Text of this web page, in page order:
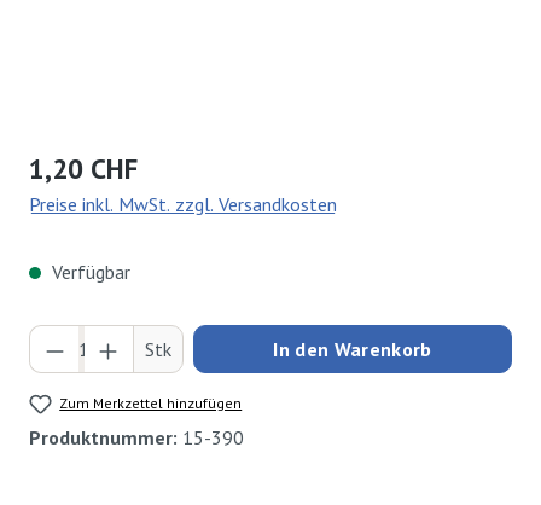
Regulärer Preis:
1,20 CHF
Preise inkl. MwSt. zzgl. Versandkosten
Verfügbar
Produkt Anzahl: Gib den gewünschten Wert
Stk In den Warenkorb
Zum Merkzettel hinzufügen
Produktnummer: 15-390